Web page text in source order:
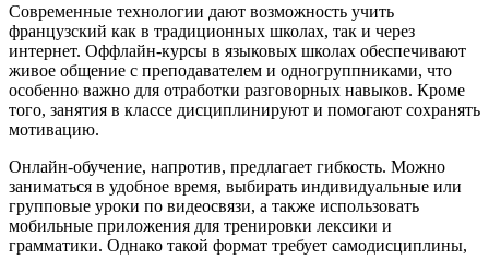
Современные технологии дают возможность учить
французский как в традиционных школах, так и через
интернет. Оффлайн-курсы в языковых школах обеспечивают
живое общение с преподавателем и одногруппниками, что
особенно важно для отработки разговорных навыков. Кроме
того, занятия в классе дисциплинируют и помогают сохранять
мотивацию.
Онлайн-обучение, напротив, предлагает гибкость. Можно
заниматься в удобное время, выбирать индивидуальные или
групповые уроки по видеосвязи, а также использовать
мобильные приложения для тренировки лексики и
грамматики. Однако такой формат требует самодисциплины,